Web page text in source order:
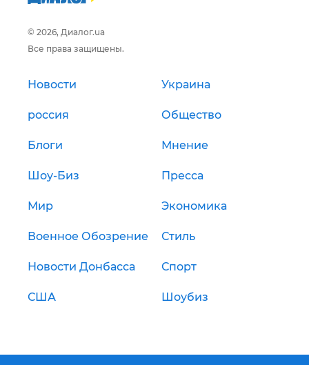
© 2026, Диалог.ua
Все права защищены.
Новости Украина
россия Общество
Блоги Мнение
Шоу-Биз Пресса
Мир Экономика
Военное Обозрение Стиль
Новости Донбасса Спорт
США Шоубиз